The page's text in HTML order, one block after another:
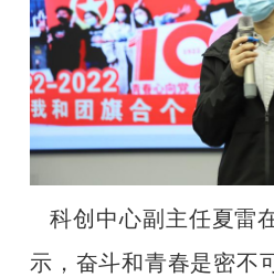
科创中心副主任夏雷
示，奋斗和青春是密不